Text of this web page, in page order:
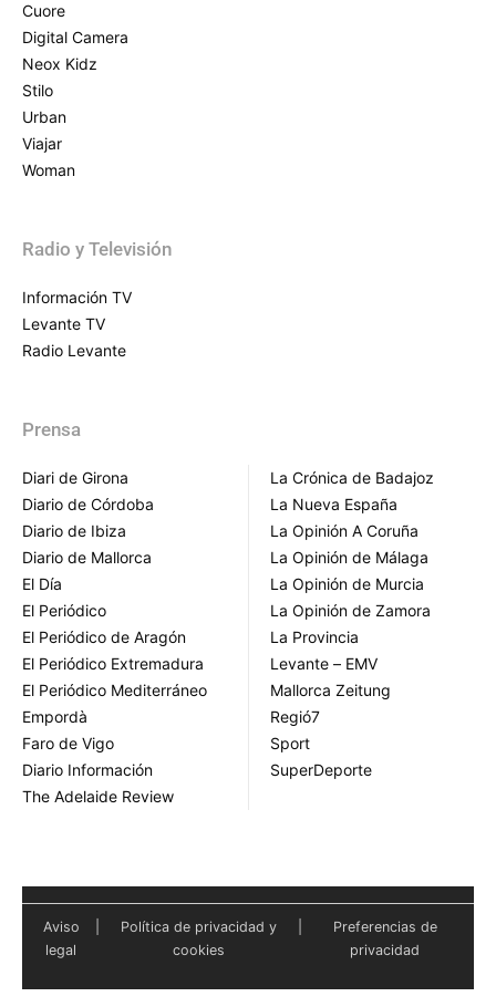
Cuore
Digital Camera
Neox Kidz
Stilo
Urban
Viajar
Woman
Radio y Televisión
Información TV
Levante TV
Radio Levante
Prensa
Diari de Girona
Diario de Córdoba
Diario de Ibiza
Diario de Mallorca
El Día
El Periódico
El Periódico de Aragón
El Periódico Extremadura
El Periódico Mediterráneo
Empordà
Faro de Vigo
Diario Información
The Adelaide Review
La Crónica de Badajoz
La Nueva España
La Opinión A Coruña
La Opinión de Málaga
La Opinión de Murcia
La Opinión de Zamora
La Provincia
Levante – EMV
Mallorca Zeitung
Regió7
Sport
SuperDeporte
Aviso
legal
Política de privacidad y
cookies
Preferencias de
privacidad